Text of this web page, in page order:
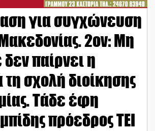
για συγχώνευση
2ον: Μη
παίρνει η
τη σχολή διοίκησης
Τάδε έφη
πρόεδρος ΤΕΙ